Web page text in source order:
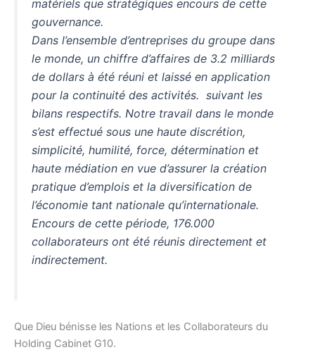
matériels que stratégiques encours de cette
gouvernance.
Dans l’ensemble d’entreprises du groupe dans
le monde, un chiffre d’affaires de 3.2 milliards
de dollars à été réuni et laissé en application
pour la continuité des activités. suivant les
bilans respectifs. Notre travail dans le monde
s’est effectué sous une haute discrétion,
simplicité, humilité, force, détermination et
haute médiation en vue d’assurer la création
pratique d’emplois et la diversification de
l’économie tant nationale qu’internationale.
Encours de cette période, 176.000
collaborateurs ont été réunis directement et
indirectement.
Que Dieu bénisse les Nations et les Collaborateurs du
Holding Cabinet G10.